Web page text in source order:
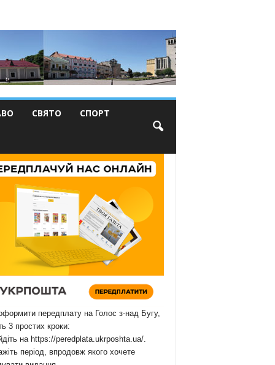
СВЯТО СПОРТ
передплату на Голос з-над Бугу,
3 простих кроки:
на https://peredplata.ukrposhta.ua/.
період, впродовж якого хочете